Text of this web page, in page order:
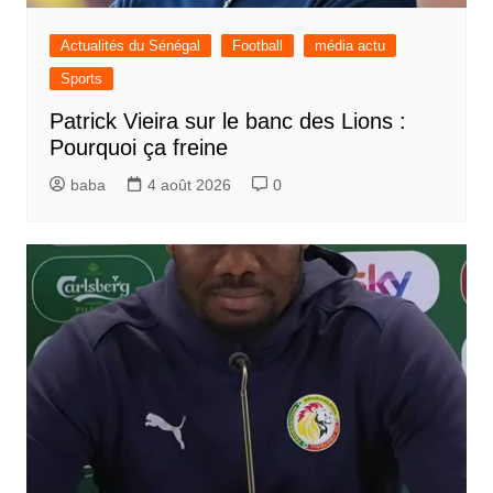
Actualités du Sénégal Football
média actu
Sports
Patrick Vieira sur le banc des Lions :
Pourquoi ça freine
baba 4 août 2026 0